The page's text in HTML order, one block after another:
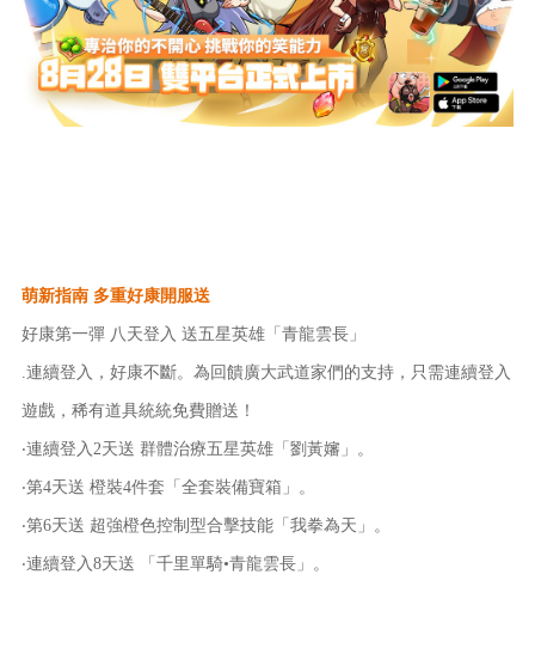
萌新指南 多重好康開服送
好康第一彈 八天登入 送五星英雄「青龍雲長」
.連續登入，好康不斷。為回饋廣大武道家們的支持，只需連續登入
遊戲，稀有道具統統免費贈送！
‧連續登入2天送 群體治療五星英雄「劉黃嬸」。
‧第4天送 橙裝4件套「全套裝備寶箱」。
‧第6天送 超強橙色控制型合擊技能「我拳為天」。
‧連續登入8天送 「千里單騎•青龍雲長」。